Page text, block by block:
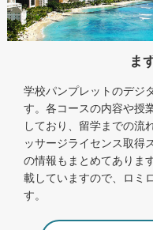
ま
学校パンプレットのデジ
す。各コースの内容や授
しており、留学までの流
ッサージライセンス取得
の情報もまとめてありま
載していますので、ロミ
す。